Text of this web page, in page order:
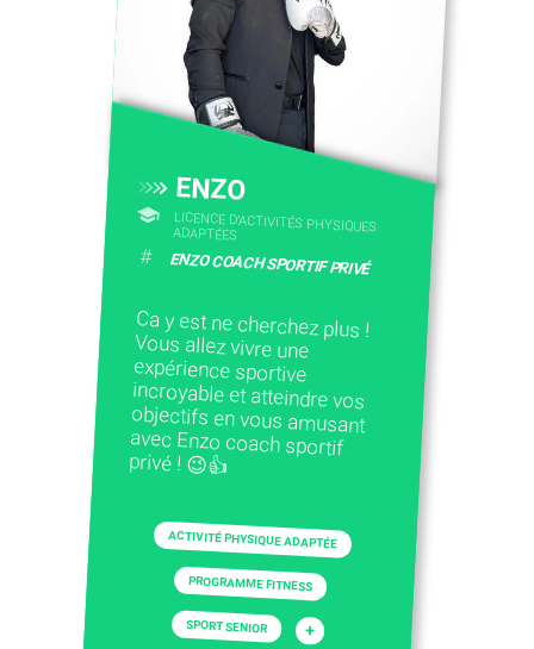
ENZO
LICENCE D’ACTIVITÉS PHYSIQUES
ADAPTÉES
# ENZO COACH SPORTIF PRIVÉ
Ca y est ne cherchez plus !
Vous allez vivre une
expérience sportive
incroyable et atteindre vos
objectifs en vous amusant
avec Enzo coach sportif
privé ! 😉👍
ACTIVITÉ PHYSIQUE ADAPTÉE
PROGRAMME FITNESS
SPORT SENIOR +